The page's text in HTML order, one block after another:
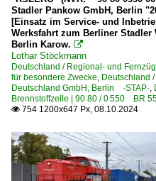
Stadler Pankow GmbH, Berlin
[Einsatz im Service- und
Werksfahrt zum Berliner Stadler
Berlin Karow. 
Lothar Stöckmann
Deutschland / Regional- und
für besondere Zwecke, Deutschland
Deutschland GmbH, Berlin ·STAP·,
Brennstoffzelle | 90 80 / 0 550 BR
 754 1200x647 Px, 08.10.2024